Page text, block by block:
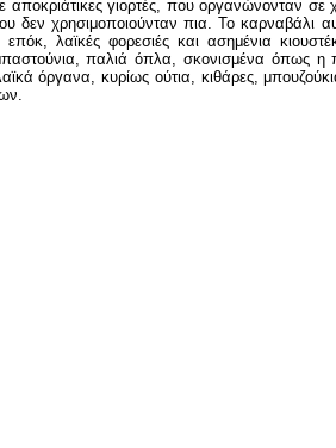
γιορτές, που οργανώνονταν σε
δεν χρησιμοποιούνταν πια. Το καρναβάλι
λαϊκές φορεσιές και ασημένια
παλιά όπλα, σκονισμένα όπως η
όργανα, κυρίως ούτια, κιθάρες,